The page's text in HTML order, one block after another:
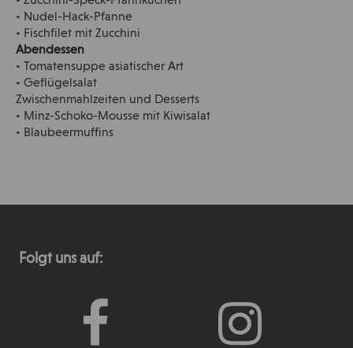
• Nudel-Hack-Pfanne
• Fischfilet mit Zucchini
Abendessen
• Tomatensuppe asiatischer Art
• Geflügelsalat
Zwischenmahlzeiten und Desserts
• Minz-Schoko-Mousse mit Kiwisalat
• Blaubeermuffins
Folgt uns auf: